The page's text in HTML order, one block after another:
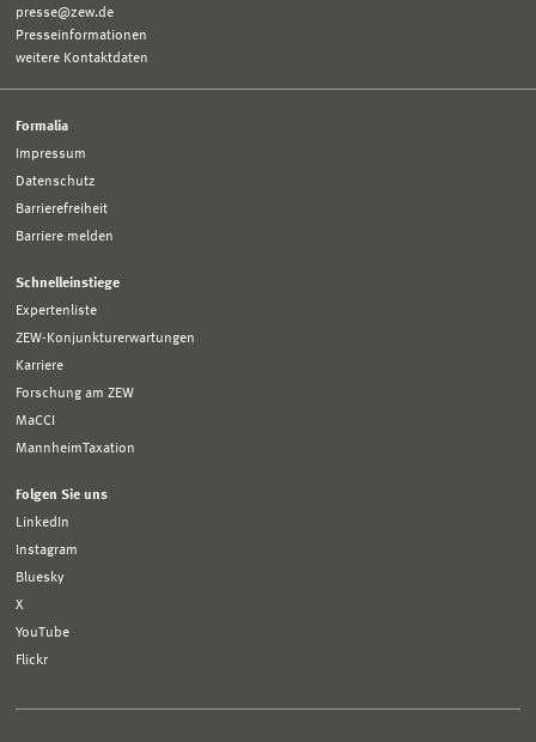
presse@zew.de
Presseinformationen
weitere Kontaktdaten
Formalia
Impressum
Datenschutz
Barrierefreiheit
Barriere melden
Schnelleinstiege
Expertenliste
ZEW-Konjunkturerwartungen
Karriere
Forschung am ZEW
MaCCI
MannheimTaxation
Folgen Sie uns
LinkedIn
Instagram
Bluesky
X
YouTube
Flickr